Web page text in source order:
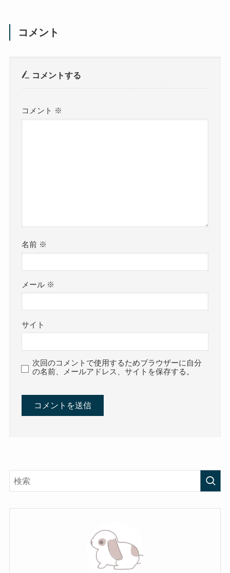
コメント
コメントする
コメント ※
名前 ※
メール ※
サイト
次回のコメントで使用するためブラウザーに自分
の名前、メールアドレス、サイトを保存する。